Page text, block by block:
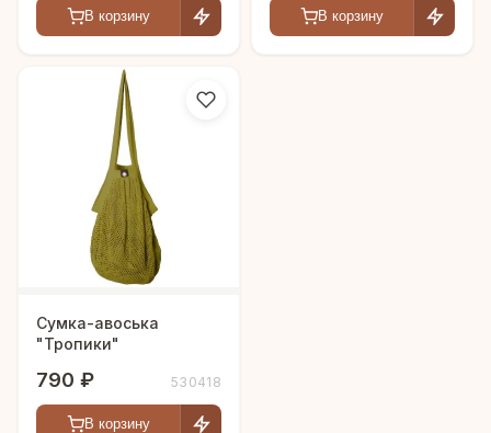
В корзину В корзину
Сумка-авоська
"Тропики"
790 ₽ 530418
В корзину